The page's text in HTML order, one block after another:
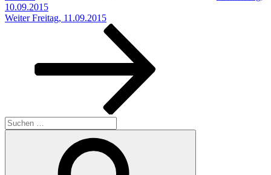
10.09.2015
Nächster
Weiter Freitag, 11.09.2015
Suchen
nach: